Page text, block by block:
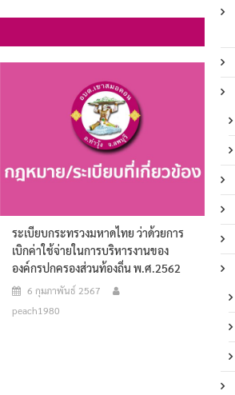
ระเบียบกระทรวงมหาดไทย ว่าด้วยการ
เบิกค่าใช้จ่ายในการบริหารงานของ
องค์กรปกครองส่วนท้องถิ่น พ.ศ.2562
6 กุมภาพันธ์ 2567
peach1980